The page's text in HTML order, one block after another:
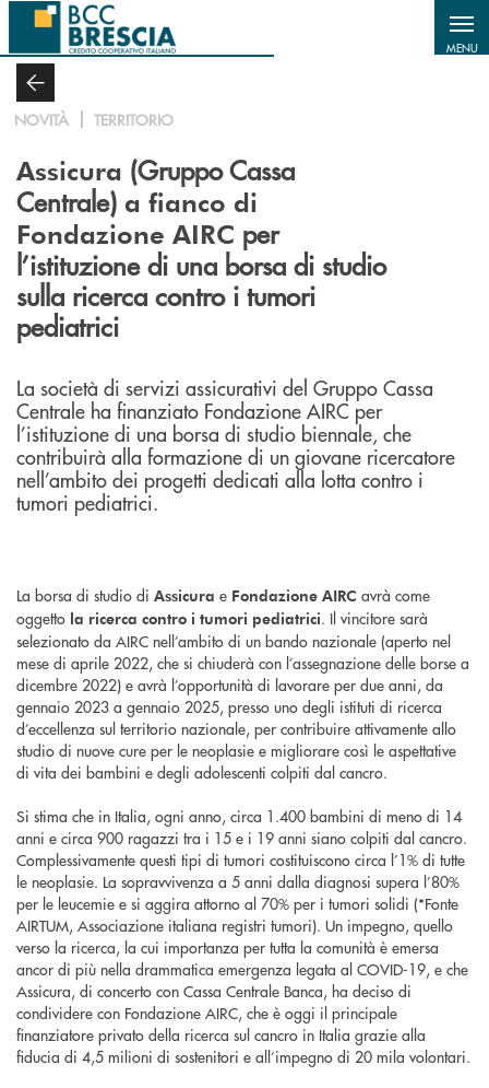
Salta al contenuto principale
MENU
NOVITÀ TERRITORIO
Assicura (Gruppo Cassa
Centrale) a fianco di
Fondazione AIRC per
l’istituzione di una borsa di studio
sulla ricerca contro i tumori
pediatrici
La società di servizi assicurativi del Gruppo Cassa
Centrale ha finanziato Fondazione AIRC per
l’istituzione di una borsa di studio biennale, che
contribuirà alla formazione di un giovane ricercatore
nell’ambito dei progetti dedicati alla lotta contro i
tumori pediatrici.
La borsa di studio di Assicura e Fondazione AIRC avrà come
oggetto la ricerca contro i tumori pediatrici. Il vincitore sarà
selezionato da AIRC nell’ambito di un bando nazionale (aperto nel
mese di aprile 2022, che si chiuderà con l’assegnazione delle borse a
dicembre 2022) e avrà l’opportunità di lavorare per due anni, da
gennaio 2023 a gennaio 2025, presso uno degli istituti di ricerca
d’eccellenza sul territorio nazionale, per contribuire attivamente allo
studio di nuove cure per le neoplasie e migliorare così le aspettative
di vita dei bambini e degli adolescenti colpiti dal cancro.
Si stima che in Italia, ogni anno, circa 1.400 bambini di meno di 14
anni e circa 900 ragazzi tra i 15 e i 19 anni siano colpiti dal cancro.
Complessivamente questi tipi di tumori costituiscono circa l’1% di tutte
le neoplasie. La sopravvivenza a 5 anni dalla diagnosi supera l’80%
per le leucemie e si aggira attorno al 70% per i tumori solidi (*Fonte
AIRTUM, Associazione italiana registri tumori). Un impegno, quello
verso la ricerca, la cui importanza per tutta la comunità è emersa
ancor di più nella drammatica emergenza legata al COVID-19, e che
Assicura, di concerto con Cassa Centrale Banca, ha deciso di
condividere con Fondazione AIRC, che è oggi il principale
finanziatore privato della ricerca sul cancro in Italia grazie alla
fiducia di 4,5 milioni di sostenitori e all’impegno di 20 mila volontari.